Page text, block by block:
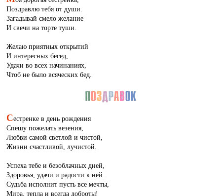
Поздравлю тебя от души.
Загадывай смело желание
И свечи на торте туши.
Желаю приятных открытий
И интересных бесед,
Удачи во всех начинаниях,
Чтоб не было всяческих бед.
Сестренке в день рождения
Спешу пожелать везения,
Любви самой светлой и чистой,
Жизни счастливой, лучистой.
Успеха тебе и безоблачных дней,
Здоровья, удачи и радости к ней.
Судьба исполнит пусть все мечты,
Мира, тепла и всегда доброты!